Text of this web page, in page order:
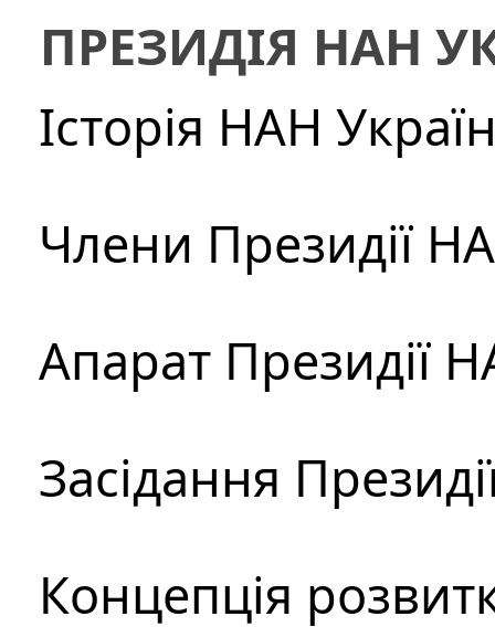
ПРЕЗИДІЯ НАН
Історія НАН
Члени Президії
Апарат Президії
Засідання
Концепція